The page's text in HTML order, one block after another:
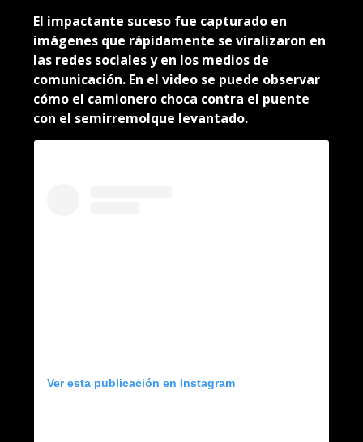
El impactante suceso fue capturado en
imágenes que rápidamente se viralizaron en
las redes sociales y en los medios de
comunicación. En el video se puede observar
cómo el camionero choca contra el puente
con el semirremolque levantado.
Ver esta publicación en Instagram